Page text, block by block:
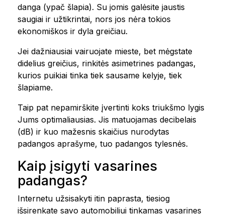
danga (ypač šlapia). Su jomis galėsite jaustis
saugiai ir užtikrintai, nors jos nėra tokios
ekonomiškos ir dyla greičiau.
Jei dažniausiai vairuojate mieste, bet mėgstate
didelius greičius, rinkitės asimetrines padangas,
kurios puikiai tinka tiek sausame kelyje, tiek
šlapiame.
Taip pat nepamirškite įvertinti koks triukšmo lygis
Jums optimaliausias. Jis matuojamas decibelais
(dB) ir kuo mažesnis skaičius nurodytas
padangos aprašyme, tuo padangos tylesnės.
Kaip įsigyti vasarines
padangas?
Internetu užsisakyti itin paprasta, tiesiog
išsirenkate savo automobiliui tinkamas vasarines